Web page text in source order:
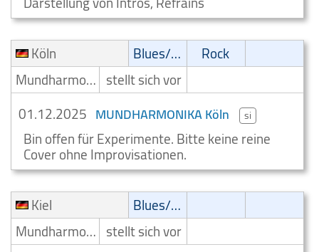
Köln
Blues/Swing
Rock
Mundharmonikaspieler stellt sich vor
01.12.2025 MUNDHARMONIKA Köln si
Bin offen für Experimente. Bitte keine reine
Cover ohne Improvisationen.
Kiel
Blues/Swing
Mundharmonikaspieler stellt sich vor